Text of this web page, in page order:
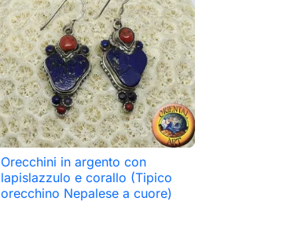
 Anteprima
Orecchini in argento con
lapislazzulo e corallo (Tipico
orecchino Nepalese a cuore)